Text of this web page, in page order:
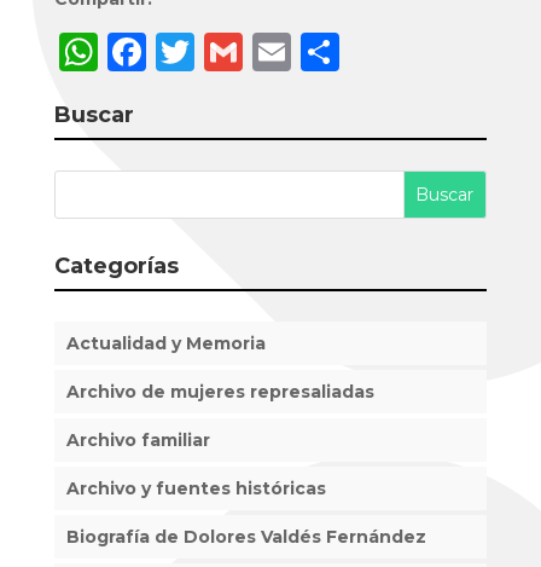
W
a
ts
A
p
F
c
e
b
o
o
T
it
te
r
G
ai
l
E
ai
l
C
m
p
a
ir
Buscar
Categorías
Actualidad y Memoria
Archivo de mujeres represaliadas
Archivo familiar
Archivo y fuentes históricas
Biografía de Dolores Valdés Fernández